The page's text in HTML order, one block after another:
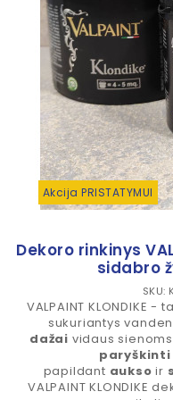
Akcija PRISTATYMUI
Dekoro rinkinys
sidabro
SKU:
VALPAINT KLONDIKE -
sukuriantys
dažai vidaus
paryškinti
papildant aukso ir
VALPAINT KLONDIKE